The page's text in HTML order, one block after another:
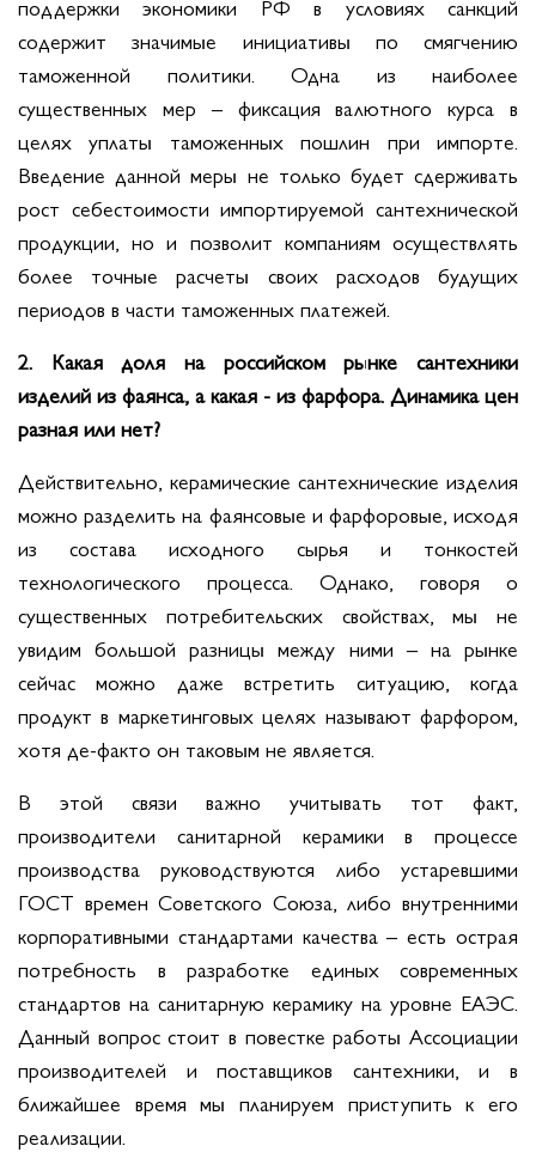
поддержки экономики РФ в условиях санкций
содержит значимые инициативы по смягчению
таможенной политики. Одна из наиболее
существенных мер – фиксация валютного курса в
целях уплаты таможенных пошлин при импорте.
Введение данной меры не только будет сдерживать
рост себестоимости импортируемой сантехнической
продукции, но и позволит компаниям осуществлять
более точные расчеты своих расходов будущих
периодов в части таможенных платежей.
2. Какая доля на российском рынке сантехники
изделий из фаянса, а какая - из фарфора. Динамика цен
разная или нет?
Действительно, керамические сантехнические изделия
можно разделить на фаянсовые и фарфоровые, исходя
из состава исходного сырья и тонкостей
технологического процесса. Однако, говоря о
существенных потребительских свойствах, мы не
увидим большой разницы между ними – на рынке
сейчас можно даже встретить ситуацию, когда
продукт в маркетинговых целях называют фарфором,
хотя де-факто он таковым не является.
В этой связи важно учитывать тот факт,
производители санитарной керамики в процессе
производства руководствуются либо устаревшими
ГОСТ времен Советского Союза, либо внутренними
корпоративными стандартами качества – есть острая
потребность в разработке единых современных
стандартов на санитарную керамику на уровне ЕАЭС.
Данный вопрос стоит в повестке работы Ассоциации
производителей и поставщиков сантехники, и в
ближайшее время мы планируем приступить к его
реализации.